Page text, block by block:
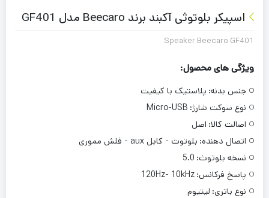
اسپیکر بلوتوثی آکبند برند Beecaro مدل GF401
Speaker Beecaro GF401
ویژگی های محصول:
جنس بدنه: پلاستیک با کیفیت
نوع سوکت شارژ: Micro-USB
اصالت کالا: اصل
اتصال دهنده: بلوتوث - کابل aux - فلش مموری
نسخه بلوتوث: 5.0
پاسخ فرکانس: 120Hz- 10kHz
نوع باتری: لیتیوم